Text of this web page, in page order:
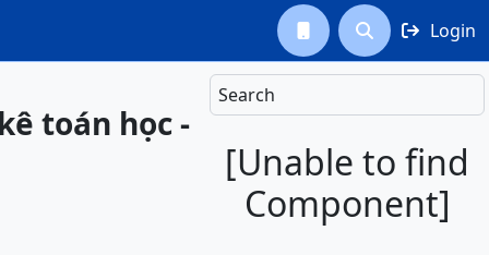
  Login
Search
[Unable to find
Component]
toán học -